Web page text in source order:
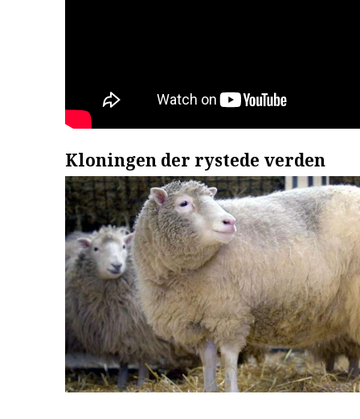
Kloningen der rystede verden